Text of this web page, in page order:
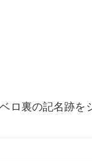
ロ裏の記名跡を